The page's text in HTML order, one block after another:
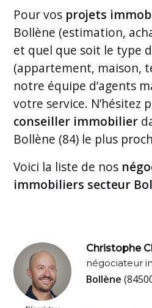
Pour vos projets
Bollène (estimation,
et quel que soit le type
(appartement, maison,
notre équipe d’agents
votre service. N’hésitez
conseiller immobilier
Bollène (84) le plus
Voici la liste de nos
immobiliers secteur
Christophe
négociateur
Bollène